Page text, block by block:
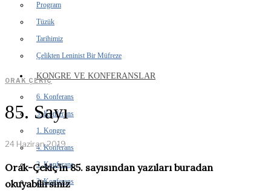
Program
Tüzük
Tarihimiz
Çelikten Leninist Bir Müfreze
KONGRE VE KONFERANSLAR
6. Konferans
5. Konferans
1. Kongre
4. Konferans
3. Konferans
2. Konferans
ORAK ÇEKIÇ
85. Sayı
24 Haziran 2019
Orak-Çekiç’in 85. sayısından yazıları buradan
okuyabilirsiniz